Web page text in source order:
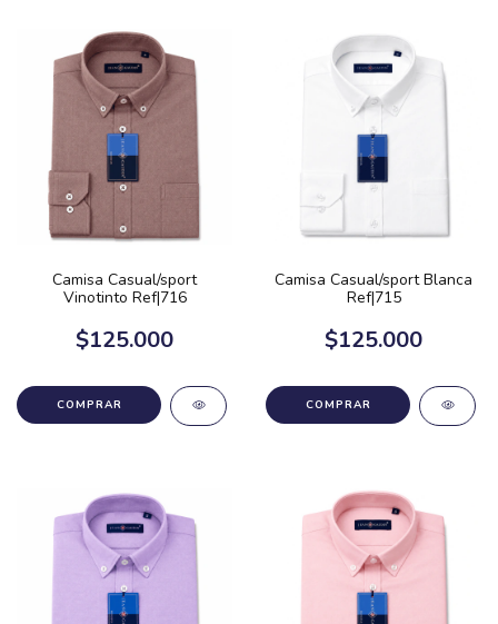
Camisa Casual/sport
Vinotinto Ref|716
$125.000
COMPRAR
Camisa Casual/sport Blanca
Ref|715
$125.000
COMPRAR